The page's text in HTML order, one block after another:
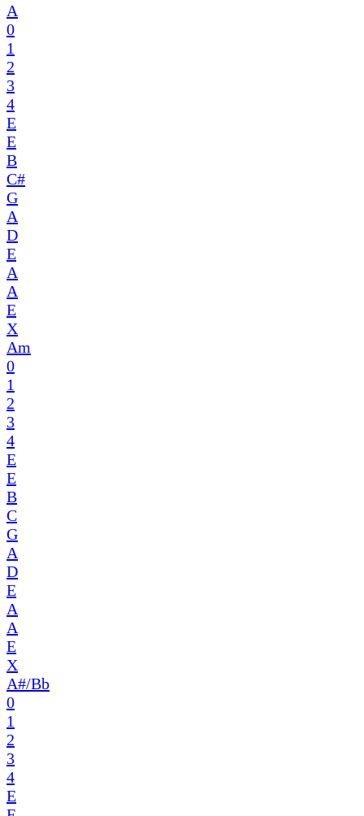
A
0
1
2
3
4
E
E
B
C#
G
A
D
E
A
A
E
X
Am
0
1
2
3
4
E
E
B
C
G
A
D
E
A
A
E
X
A#/Bb
0
1
2
3
4
E